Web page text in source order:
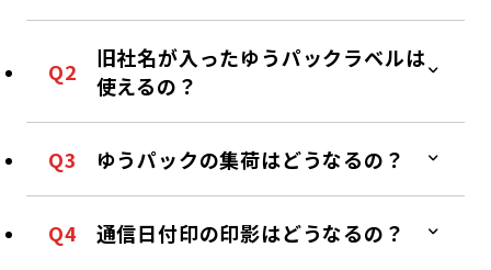
Q2
旧社名が入ったゆうパックラベルは
使えるの？
Q3 ゆうパックの集荷はどうなるの？
Q4 通信日付印の印影はどうなるの？